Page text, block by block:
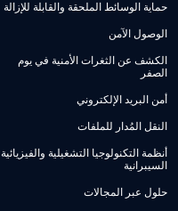
حماية الوسائط الملحقة والقابلة للإزالة
الوصول الآمن
الكشف عن الثغرات الأمنية في يوم
الصفر
أمن البريد الإلكتروني
النقل المُدار للملفات
أنظمة التكنولوجيا التشغيلية والفيزيائية
السيبرانية
حلول عبر المجالات